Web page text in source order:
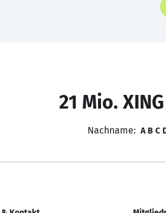
21 Mio.
Nachname: A B C